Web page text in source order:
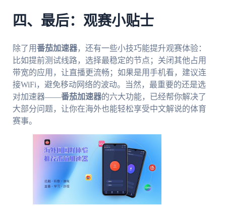
四、最后：观赛小贴士
除了用番茄加速器，还有一些小技巧能提升观赛体验：
比如提前测试线路，选择最稳定的节点；关闭其他占用
带宽的应用，让直播更流畅；如果是用手机看，建议连
接WiFi，避免移动网络的波动。当然，最重要的还是选
对加速器——番茄加速器的六大功能，已经帮你解决了
大部分问题，让你在海外也能轻松享受中文解说的体育
赛事。